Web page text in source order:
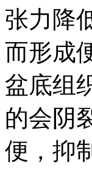
张力降
而形成
盆底组
的会阴
便，抑